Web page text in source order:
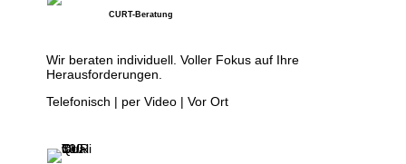
CURT-Beratung
Wir beraten individuell. Voller Fokus auf Ihre
Herausforderungen.
Telefonisch | per Video | Vor Ort